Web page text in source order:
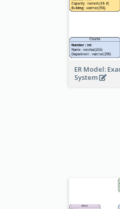
ER Model:
System